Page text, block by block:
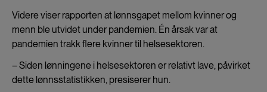
Videre viser rapporten at lønnsgapet mellom kvinner og
menn ble utvidet under pandemien. Én årsak var at
pandemien trakk flere kvinner til helsesektoren.
– Siden lønningene i helsesektoren er relativt lave, påvirket
dette lønnsstatistikken, presiserer hun.